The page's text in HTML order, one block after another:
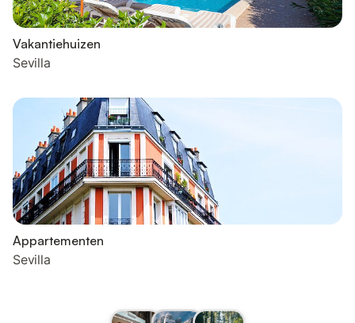
Vakantiehuizen
Sevilla
Appartementen
Sevilla